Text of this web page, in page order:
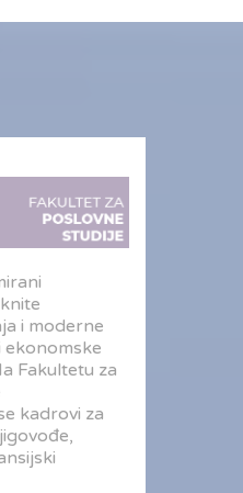
i moderne
ekonomske
Fakultetu za
kadrovi za